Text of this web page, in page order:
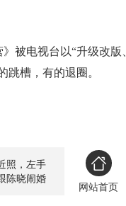
电视台以“升级改版
跳槽，有的退圈。
照，左手
陈晓闹婚
网站首页